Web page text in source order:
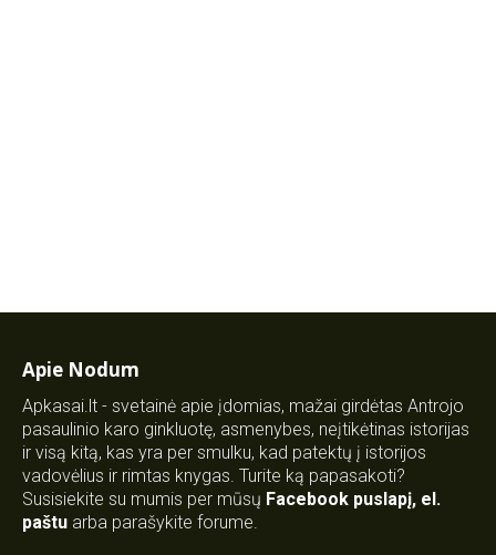
Apie Nodum
Apkasai.lt - svetainė apie įdomias, mažai girdėtas Antrojo
pasaulinio karo ginkluotę, asmenybes, neįtikėtinas istorijas
ir visą kitą, kas yra per smulku, kad patektų į istorijos
vadovėlius ir rimtas knygas. Turite ką papasakoti?
Susisiekite su mumis per mūsų Facebook puslapį, el.
paštu arba parašykite forume.